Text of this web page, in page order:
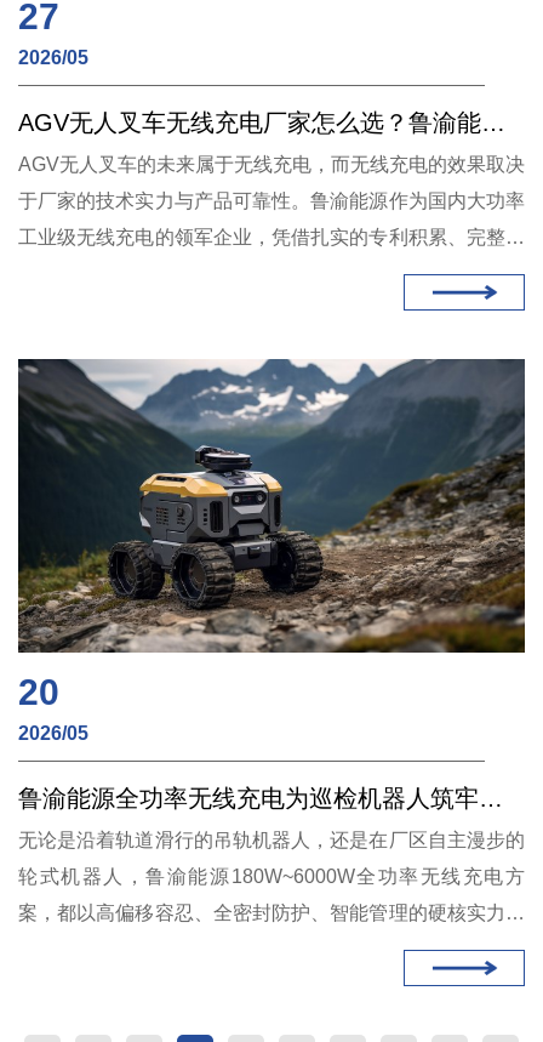
27
2026/05
AGV无人叉车无线充电厂家怎么选？鲁渝能源大功率无线充电方案解析
AGV无人叉车的未来属于无线充电，而无线充电的效果取决
于厂家的技术实力与产品可靠性。鲁渝能源作为国内大功率
工业级无线充电的领军企业，凭借扎实的专利积累、完整的
产品矩阵、成熟的客户案例，已成为众多头部企业指定的
20
2026/05
鲁渝能源全功率无线充电为巡检机器人筑牢能源底座
无论是沿着轨道滑行的吊轨机器人，还是在厂区自主漫步的
轮式机器人，鲁渝能源180W~6000W全功率无线充电方
案，都以高偏移容忍、全密封防护、智能管理的硬核实力，
为工业巡检筑起一道永不中断的能量防线。选择鲁渝能源，
就是选择让巡检机器人真正实现“日夜不息的坚守”。